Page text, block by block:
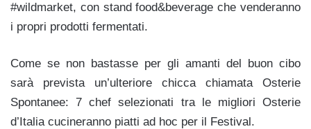
#wildmarket, con stand food&beverage che venderanno
i propri prodotti fermentati.
Come se non bastasse per gli amanti del buon cibo
sarà prevista un’ulteriore chicca chiamata Osterie
Spontanee: 7 chef selezionati tra le migliori Osterie
d’Italia cucineranno piatti ad hoc per il Festival.